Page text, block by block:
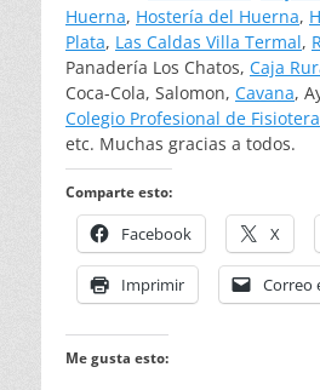
Huerna, Hostería del Huerna,
Plata, Las Caldas Villa Termal,
Panadería Los Chatos, Caja
Coca-Cola, Salomon, Cavana,
Colegio Profesional de
etc. Muchas gracias a todos.
Comparte esto:
Facebook X
Imprimir Correo
Me gusta esto: